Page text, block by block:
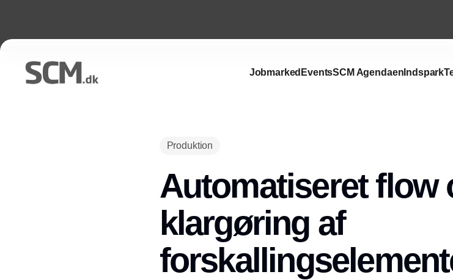
Jobmarked EventsSCM Agendaen Indspark
Produktion
Automatiseret flow
klargøring af